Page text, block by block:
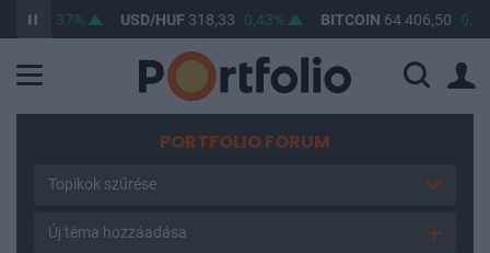
0,37% USD/HUF 318,33 0,43% BITCOIN 64 406,50 0,22%
PORTFOLIO FORUM
Topikok szűrése
Új téma hozzáadása